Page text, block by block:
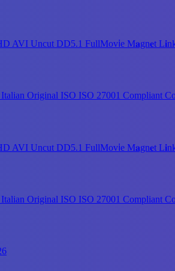
AVI Uncut DD5.1 FullMov𝗂e M𝐚gn𝐞t
Original ISO ISO 27001 Compliant
AVI Uncut DD5.1 FullMov𝗂e M𝐚gn𝐞t
Original ISO ISO 27001 Compliant